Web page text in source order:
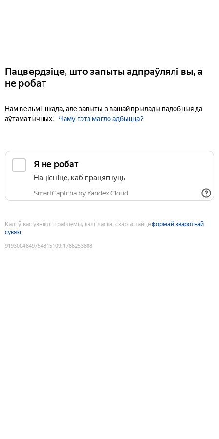
Пацвердзіце, што запыты адпраўлялі вы, а
не робат
Нам вельмі шкада, але запыты з вашай прылады падобныя да
аўтаматычных.
Чаму гэта магло адбыцца?
Я не робат
Націсніце, каб працягнуць
SmartCaptcha by Yandex Cloud
Калі ў вас узніклі праблемы, калі ласка, скарыстайцеформай зваротнай
сувязі
9193004849754315109:1786253888